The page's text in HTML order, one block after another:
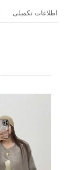
اطلاعات تکمیلی